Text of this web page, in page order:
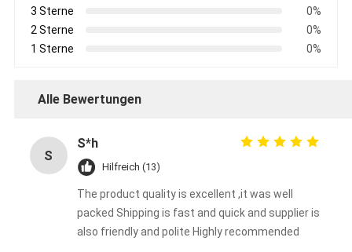
3 Sterne
0%
2 Sterne
0%
1 Sterne
0%
Alle Bewertungen
S
S*h
Hilfreich (13)
The product quality is excellent ,it was well
packed Shipping is fast and quick and supplier is
also friendly and polite Highly recommended